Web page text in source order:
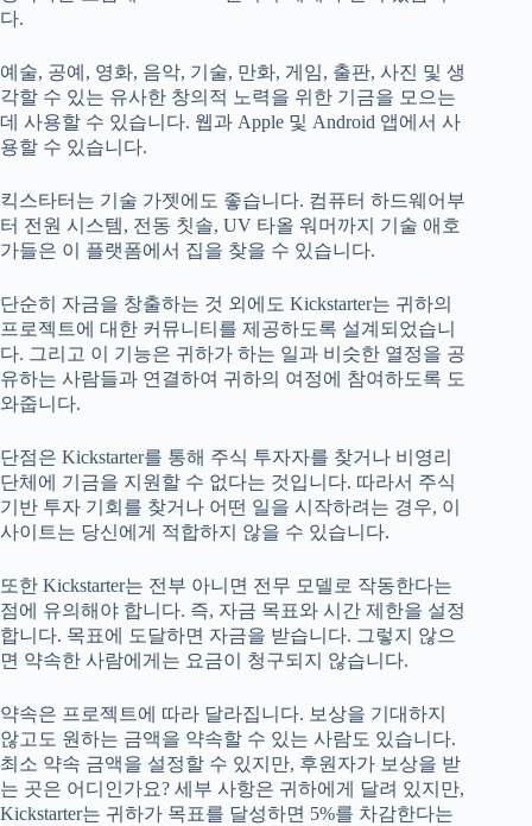
다.
예술, 공예, 영화, 음악, 기술, 만화, 게임, 출판, 사진 및 생
각할 수 있는 유사한 창의적 노력을 위한 기금을 모으는
데 사용할 수 있습니다. 웹과 Apple 및 Android 앱에서 사
용할 수 있습니다.
킥스타터는 기술 가젯에도 좋습니다. 컴퓨터 하드웨어부
터 전원 시스템, 전동 칫솔, UV 타올 워머까지 기술 애호
가들은 이 플랫폼에서 집을 찾을 수 있습니다.
단순히 자금을 창출하는 것 외에도 Kickstarter는 귀하의
프로젝트에 대한 커뮤니티를 제공하도록 설계되었습니
다. 그리고 이 기능은 귀하가 하는 일과 비슷한 열정을 공
유하는 사람들과 연결하여 귀하의 여정에 참여하도록 도
와줍니다.
단점은 Kickstarter를 통해 주식 투자자를 찾거나 비영리
단체에 기금을 지원할 수 없다는 것입니다. 따라서 주식
기반 투자 기회를 찾거나 어떤 일을 시작하려는 경우, 이
사이트는 당신에게 적합하지 않을 수 있습니다.
또한 Kickstarter는 전부 아니면 전무 모델로 작동한다는
점에 유의해야 합니다. 즉, 자금 목표와 시간 제한을 설정
합니다. 목표에 도달하면 자금을 받습니다. 그렇지 않으
면 약속한 사람에게는 요금이 청구되지 않습니다.
약속은 프로젝트에 따라 달라집니다. 보상을 기대하지
않고도 원하는 금액을 약속할 수 있는 사람도 있습니다.
최소 약속 금액을 설정할 수 있지만, 후원자가 보상을 받
는 곳은 어디인가요? 세부 사항은 귀하에게 달려 있지만,
Kickstarter는 귀하가 목표를 달성하면 5%를 차감한다는